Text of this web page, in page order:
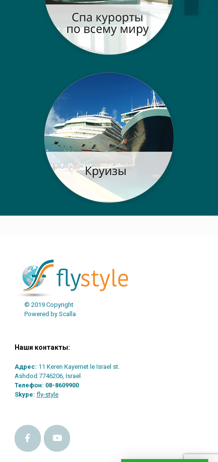
© 2019 Copyright
Powered by Scalla
Наши контакты:
Адрес: 11 Keren Kayemet le Israel st.
Ashdod 7746206, Israel
Телефон: 08-8609900
Skype: fly-style